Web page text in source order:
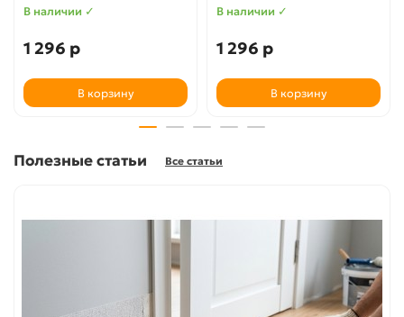
В наличии ✓
1 296 р
В корзину
В наличии ✓
1 296 р
В корзину
Полезные статьи Все статьи